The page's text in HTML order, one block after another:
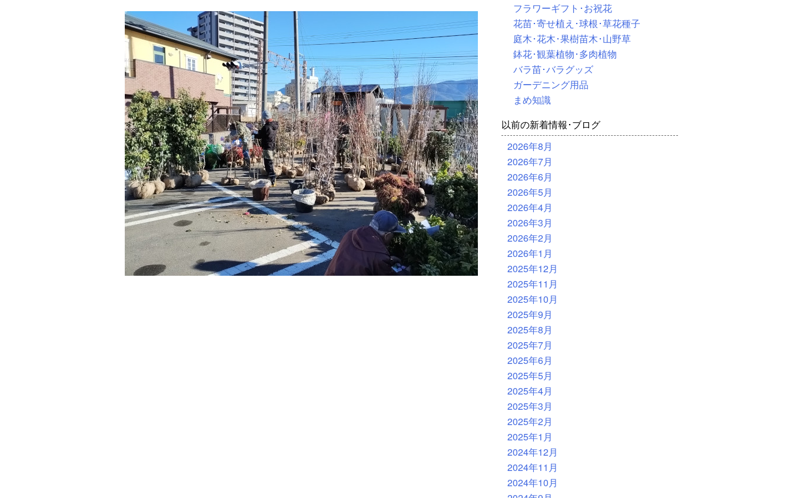
フラワーギフト･お祝花
花苗･寄せ植え･球根･草花種子
庭木･花木･果樹苗木･山野草
鉢花･観葉植物･多肉植物
バラ苗･バラグッズ
ガーデニング用品
まめ知識
以前の新着情報･ブログ
2026年8月
2026年7月
2026年6月
2026年5月
2026年4月
2026年3月
2026年2月
2026年1月
2025年12月
2025年11月
2025年10月
2025年9月
2025年8月
2025年7月
2025年6月
2025年5月
2025年4月
2025年3月
2025年2月
2025年1月
2024年12月
2024年11月
2024年10月